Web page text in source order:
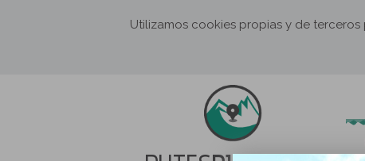
Utilizamos cookies propias y de